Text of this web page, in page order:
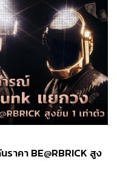
าคา BE@RBRICK สูง